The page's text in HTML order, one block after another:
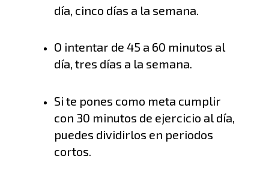
día, cinco días a la semana.
O intentar de 45 a 60 minutos al
día, tres días a la semana.
Si te pones como meta cumplir
con 30 minutos de ejercicio al día,
puedes dividirlos en periodos
cortos.